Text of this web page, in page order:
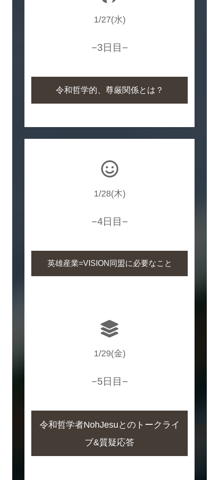
1/27(水)
−3日目−
令和哲学的、尊厳関係とは？
1/28(木)
−4日目−
英雄産業=VISION同盟に必要なこと
1/29(金)
−5日目−
令和哲学者NohJesuとのトークライ
ブ&質疑応答